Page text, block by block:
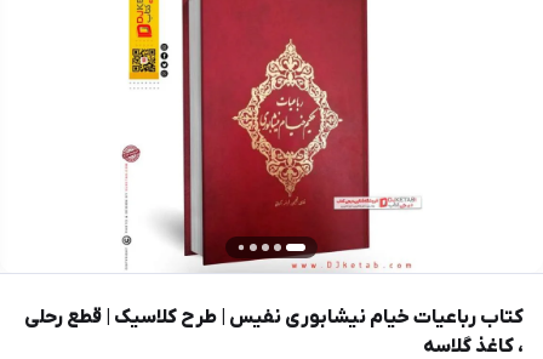
کتاب رباعیات خیام نیشابوری نفیس | طرح کلاسیک | قطع رحلی
، کاغذ گلاسه